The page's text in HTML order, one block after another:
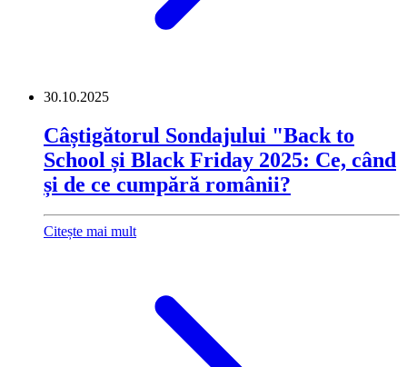
30.10.2025
Câștigătorul Sondajului "Back to
School și Black Friday 2025: Ce, când
și de ce cumpără românii?
Citește mai mult